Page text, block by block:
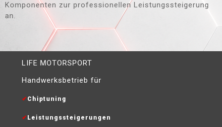
Komponenten zur professionellen Leistungssteigerung
an.
LIFE MOTORSPORT
Handwerksbetrieb für
Chiptuning
Leistungssteigerungen